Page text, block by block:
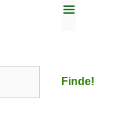
Finde!